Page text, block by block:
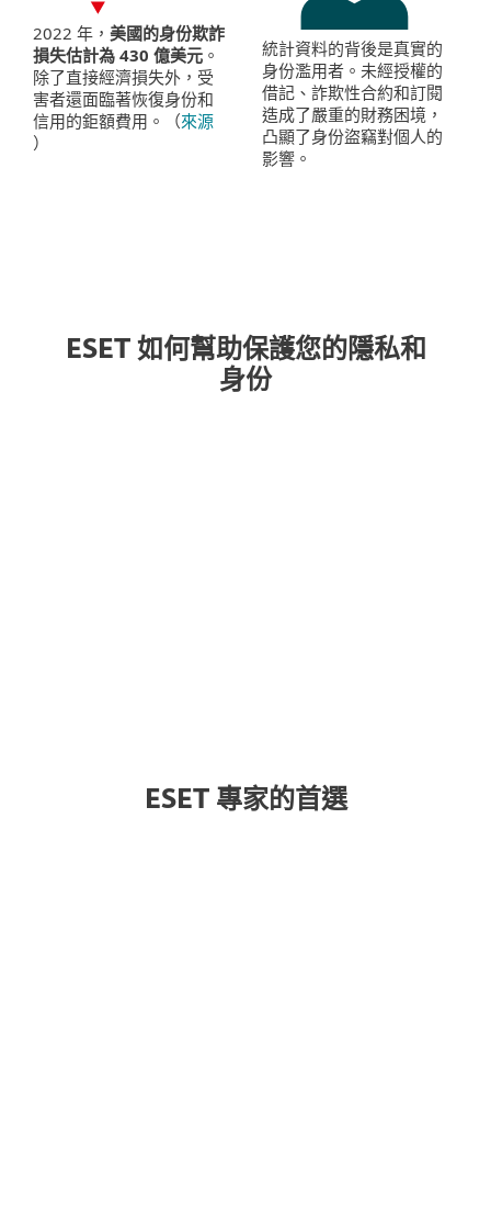
2022 年， 美國的身份欺詐
損失估計為 430 億美元 。
除了直接經濟損失外，受
害者還面臨著恢復身份和
信用的鉅額費用。（來源
）
統計資料的背後是真實的
身份濫用者。未經授權的
借記、詐欺性合約和訂閱
造成了嚴重的財務困境，
凸顯了身份盜竊對個人的
影響。
ESET 如何幫助保護您的隱私和
身份
ESET 專家的首選